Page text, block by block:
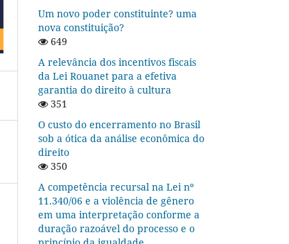
Um novo poder constituinte? uma
nova constituição?
649
A relevância dos incentivos fiscais
da Lei Rouanet para a efetiva
garantia do direito à cultura
351
O custo do encerramento no Brasil
sob a ótica da análise econômica do
direito
350
A competência recursal na Lei nº
11.340/06 e a violência de gênero
em uma interpretação conforme a
duração razoável do processo e o